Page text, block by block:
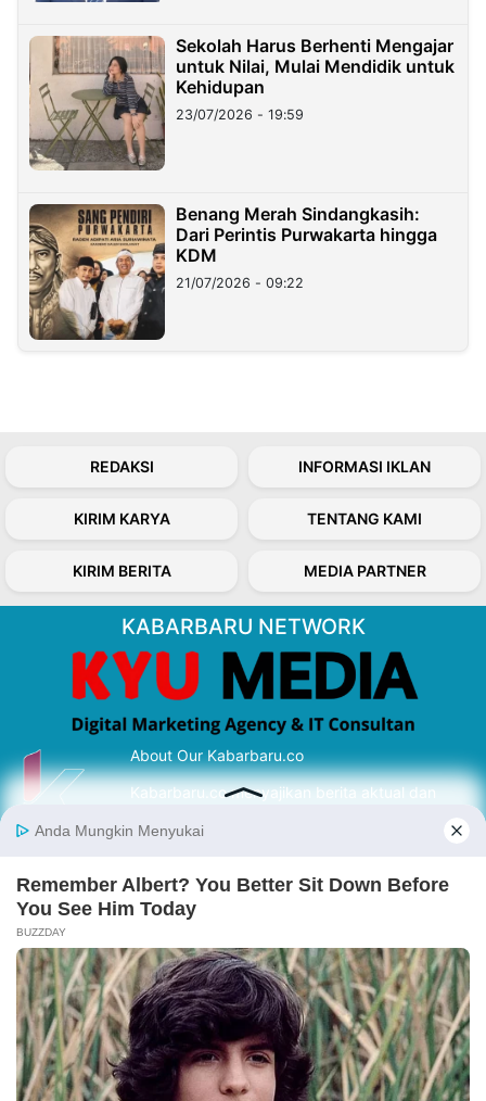
Sekolah Harus Berhenti Mengajar
untuk Nilai, Mulai Mendidik untuk
Kehidupan
23/07/2026 - 19:59
Benang Merah Sindangkasih:
Dari Perintis Purwakarta hingga
KDM
21/07/2026 - 09:22
REDAKSI INFORMASI IKLAN
KIRIM KARYA TENTANG KAMI
KIRIM BERITA MEDIA PARTNER
KABARBARU NETWORK
About Our Kabarbaru.co
Kabarbaru.co menyajikan berita aktual dan
serta terverifikasi dari sumber yang tepat.
Follow Kabarbaru
Kabarbaru.co
Copyright © 2026. All rights reserved